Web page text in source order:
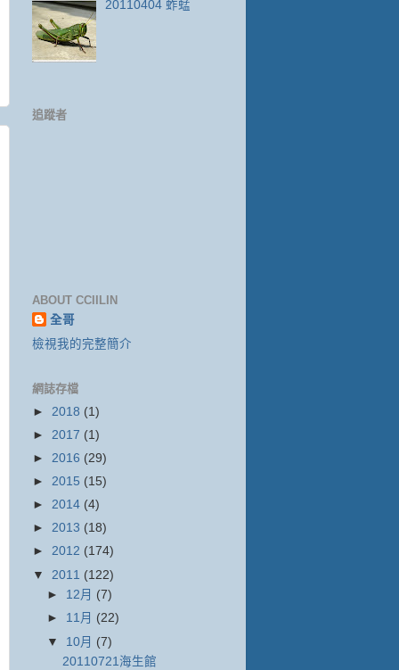
20110404 蚱蜢
追蹤者
ABOUT CCIILIN
全哥
檢視我的完整簡介
網誌存檔
► 2018 (1)
► 2017 (1)
► 2016 (29)
► 2015 (15)
► 2014 (4)
► 2013 (18)
► 2012 (174)
▼ 2011 (122)
► 12月 (7)
► 11月 (22)
▼ 10月 (7)
20110721海生館